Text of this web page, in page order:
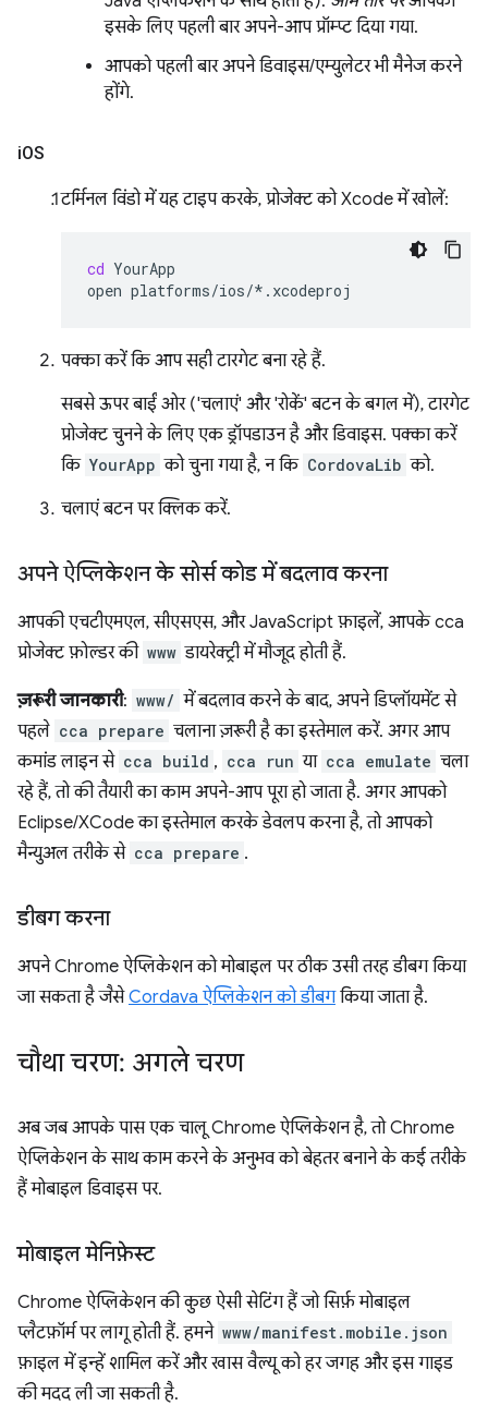
इसके लिए पहली बार अपने-आप प्रॉम्प्ट दिया गया.
आपको पहली बार अपने डिवाइस/एम्युलेटर भी मैनेज करने
होंगे.
iOS
टर्मिनल विंडो में यह टाइप करके, प्रोजेक्ट को Xcode में खोलें:
cd YourApp
open
पक्का करें कि आप सही टारगेट बना रहे हैं.
सबसे ऊपर बाईं ओर ('चलाएं' और 'रोकें' बटन के बगल में), टारगेट
प्रोजेक्ट चुनने के लिए एक ड्रॉपडाउन है और डिवाइस. पक्का करें
कि YourApp को चुना गया है, न कि CordovaLib को.
चलाएं बटन पर क्लिक करें.
अपने ऐप्लिकेशन के सोर्स कोड में बदलाव करना
आपकी एचटीएमएल, सीएसएस, और JavaScript फ़ाइलें, आपके cca
प्रोजेक्ट फ़ोल्डर की www डायरेक्ट्री में मौजूद होती हैं.
ज़रूरी जानकारी: www/ में बदलाव करने के बाद, अपने डिप्लॉयमेंट से
पहले cca prepare चलाना ज़रूरी है का इस्तेमाल करें. अगर आप
कमांड लाइन से cca build , cca run या cca emulate चला
रहे हैं, तो की तैयारी का काम अपने-आप पूरा हो जाता है. अगर आपको
Eclipse/XCode का इस्तेमाल करके डेवलप करना है, तो आपको
मैन्युअल तरीके से cca prepare .
डीबग करना
अपने Chrome ऐप्लिकेशन को मोबाइल पर ठीक उसी तरह डीबग किया
जा सकता है जैसेCordava ऐप्लिकेशन को डीबगकिया जाता है.
चौथा चरण: अगले चरण
अब जब आपके पास एक चालू Chrome ऐप्लिकेशन है, तो Chrome
ऐप्लिकेशन के साथ काम करने के अनुभव को बेहतर बनाने के कई तरीके
हैं मोबाइल डिवाइस पर.
मोबाइल मेनिफ़ेस्ट
Chrome ऐप्लिकेशन की कुछ ऐसी सेटिंग हैं जो सिर्फ़ मोबाइल
प्लैटफ़ॉर्म पर लागू होती हैं. हमने www/manifest.mobile.json
फ़ाइल में इन्हें शामिल करें और खास वैल्यू को हर जगह और इस गाइड
की मदद ली जा सकती है.